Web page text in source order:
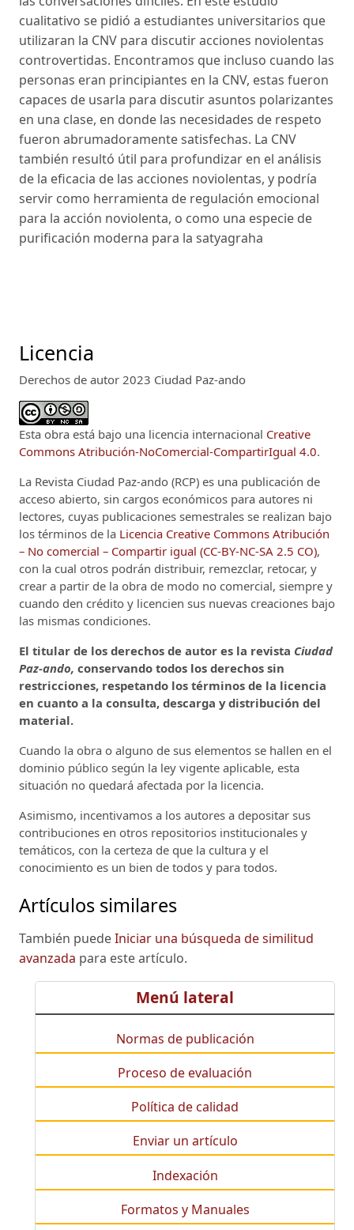
cualitativo se pidió a estudiantes universitarios que
utilizaran la CNV para discutir acciones noviolentas
controvertidas. Encontramos que incluso cuando las
personas eran principiantes en la CNV, estas fueron
capaces de usarla para discutir asuntos polarizantes
en una clase, en donde las necesidades de respeto
fueron abrumadoramente satisfechas. La CNV
también resultó útil para profundizar en el análisis
de la eficacia de las acciones noviolentas, y podría
servir como herramienta de regulación emocional
para la acción noviolenta, o como una especie de
purificación moderna para la satyagraha
Licencia
Derechos de autor 2023 Ciudad Paz-ando
Esta obra está bajo una licencia internacional Creative
Commons Atribución-NoComercial-CompartirIgual 4.0.
La Revista Ciudad Paz-ando (RCP) es una publicación de
acceso abierto, sin cargos económicos para autores ni
lectores, cuyas publicaciones semestrales se realizan bajo
los términos de la Licencia Creative Commons Atribución
– No comercial – Compartir igual (CC-BY-NC-SA 2.5 CO),
con la cual otros podrán distribuir, remezclar, retocar, y
crear a partir de la obra de modo no comercial, siempre y
cuando den crédito y licencien sus nuevas creaciones bajo
las mismas condiciones.
El titular de los derechos de autor es la revista Ciudad
Paz-ando, conservando todos los derechos sin
restricciones, respetando los términos de la licencia
en cuanto a la consulta, descarga y distribución del
material.
Cuando la obra o alguno de sus elementos se hallen en el
dominio público según la ley vigente aplicable, esta
situación no quedará afectada por la licencia.
Asimismo, incentivamos a los autores a depositar sus
contribuciones en otros repositorios institucionales y
temáticos, con la certeza de que la cultura y el
conocimiento es un bien de todos y para todos.
Artículos similares
También puedeIniciar una búsqueda de similitud
avanzada para este artículo.
Menú lateral
Normas de publicación
Proceso de evaluación
Política de calidad
Enviar un artículo
Indexación
Formatos y Manuales